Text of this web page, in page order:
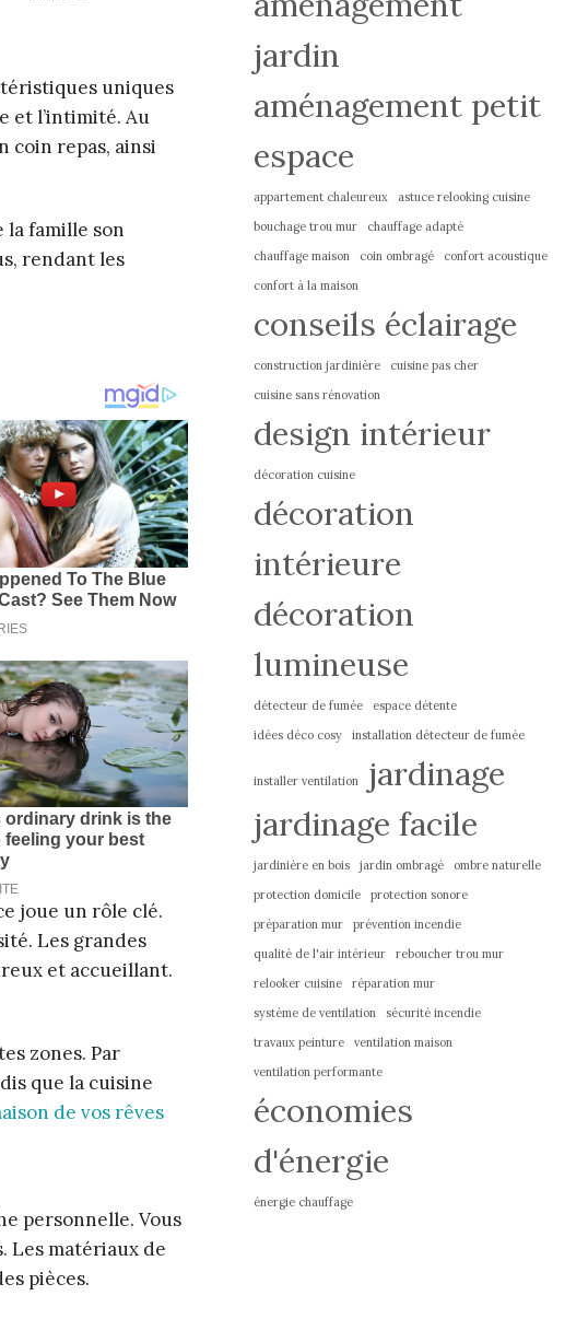
uniques
et l’intimité. Au
coin repas, ainsi
la famille son
rendant les
joue un rôle clé.
Les grandes
et accueillant.
zones. Par
que la cuisine
de vos rêves
personnelle. Vous
Les matériaux de
pièces.
jardin
aménagement petit
espace
appartement chaleureux
astuce relooking cuisine
bouchage trou mur
chauffage adapté
chauffage maison
coin ombragé
confort acoustique
confort à la maison
conseils éclairage
construction jardinière
cuisine pas cher
cuisine sans rénovation
design intérieur
décoration cuisine
décoration
intérieure
décoration
lumineuse
détecteur de fumée
espace détente
idées déco cosy
installation détecteur de fumée
installer ventilation
jardinage
jardinage facile
jardinière en bois jardin ombragé
ombre naturelle
protection domicile
protection sonore
préparation mur
prévention incendie
qualité de l'air intérieur
reboucher trou mur
relooker cuisine
réparation mur
système de ventilation
sécurité incendie
travaux peinture
ventilation maison
ventilation performante
économies
d'énergie
énergie chauffage